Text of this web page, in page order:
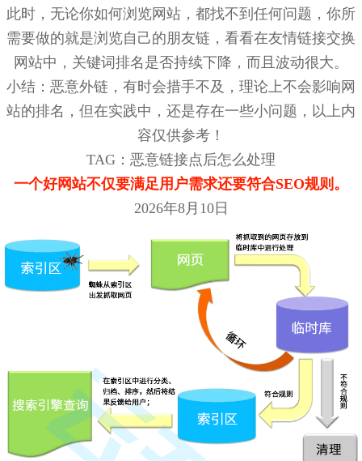
此时，无论你如何浏览网站，都找不到任何问题，你所
需要做的就是浏览自己的朋友链，看看在友情链接交换
网站中，关键词排名是否持续下降，而且波动很大。
小结：恶意外链，有时会措手不及，理论上不会影响网
站的排名，但在实践中，还是存在一些小问题，以上内
容仅供参考！
TAG：恶意链接点后怎么处理
一个好网站不仅要满足用户需求还要符合SEO规则。
2026年8月10日